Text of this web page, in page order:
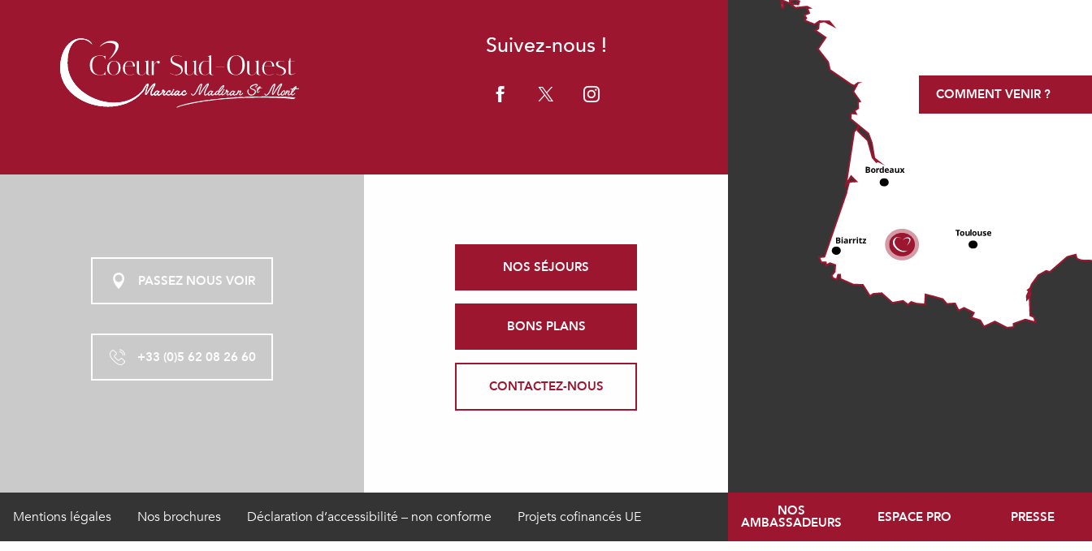
Suivez-nous !
PASSEZ NOUS VOIR
+33 (0)5 62 08 26 60
NOS SÉJOURS
BONS PLANS
CONTACTEZ-NOUS
COMMENT VENIR ?
Mentions légales Nos brochures Déclaration d’accessibilité – non conforme Projets cofinancés UE NOS
AMBASSADEURS ESPACE PRO PRESSE